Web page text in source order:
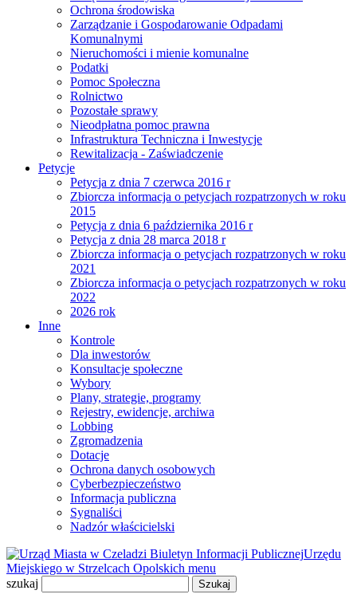
Ochrona środowiska
Zarządzanie i Gospodarowanie Odpadami
Komunalnymi
Nieruchomości i mienie komunalne
Podatki
Pomoc Społeczna
Rolnictwo
Pozostałe sprawy
Nieodpłatna pomoc prawna
Infrastruktura Techniczna i Inwestycje
Rewitalizacja - Zaświadczenie
Petycje
Petycja z dnia 7 czerwca 2016 r
Zbiorcza informacja o petycjach rozpatrzonych w roku
2015
Petycja z dnia 6 października 2016 r
Petycja z dnia 28 marca 2018 r
Zbiorcza informacja o petycjach rozpatrzonych w roku
2021
Zbiorcza informacja o petycjach rozpatrzonych w roku
2022
2026 rok
Inne
Kontrole
Dla inwestorów
Konsultacje społeczne
Wybory
Plany, strategie, programy
Rejestry, ewidencje, archiwa
Lobbing
Zgromadzenia
Dotacje
Ochrona danych osobowych
Cyberbezpieczeństwo
Informacja publiczna
Sygnaliści
Nadzór właścicielski
Biuletyn Informacji PublicznejUrzędu
Miejskiego w Strzelcach Opolskich menu
szukaj